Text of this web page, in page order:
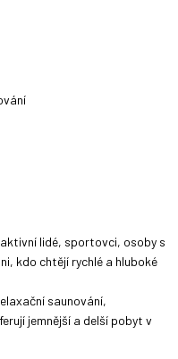
aktivní lidé, sportovci, osoby s
kdo chtějí rychlé a hluboké
saunování,
jemnější a delší pobyt v